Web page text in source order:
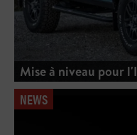
Mise à niveau pour
NEWS